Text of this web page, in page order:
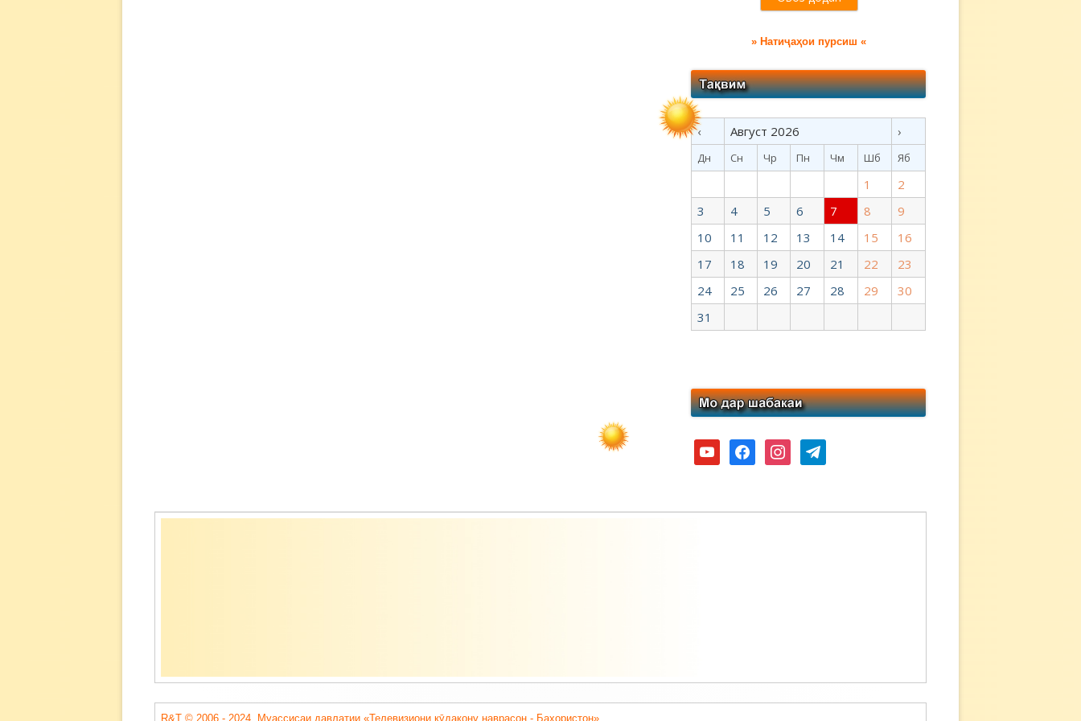
» Натиҷаҳои пурсиш «
‹ Август 2026 ›
Дн Сн Чр Пн Чм Шб Яб
1
2
3
4 5 6 7 8
9
10
11 12 13 14 15
16
17
18 19 20 21 22
23
24
25 26 27 28 29
30
31
youtubefacebookinstagramtelegram
Содержимое
R&T © 2006 - 2024. Муассисаи давлатии «Телевизиони кӯдакону наврасон - Баҳористон».